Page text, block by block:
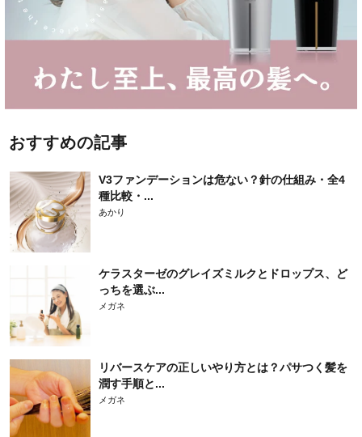
おすすめの記事
V3ファンデーションは危ない？針の仕組み・全4
種比較・...
あかり
ケラスターゼのグレイズミルクとドロップス、ど
っちを選ぶ...
メガネ
リバースケアの正しいやり方とは？パサつく髪を
潤す手順と...
メガネ